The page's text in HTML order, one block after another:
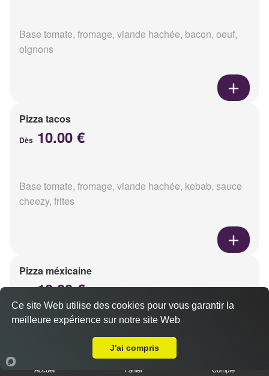
Base tomate, fromage, viande hachée, bacon, oeuf,
oignons
Pizza tacos
Dès 10.00 €
Base tomate, fromage, viande hachée, kebab, sauce
cheezy, frites
Pizza méxicaine
10.00 €
Base sauce barbecue, fromage, viande hachée,
Accueil Panier Compte
Ce site Web utilise des cookies pour vous garantir la
meilleure expérience sur notre site Web
J'ai compris